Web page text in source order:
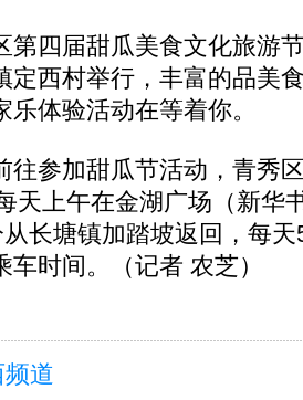
四届甜瓜美食文化旅游节
定西村举行，丰富的品美
体验活动在等着你。
参加甜瓜节活动，青秀
天上午在金湖广场（新华
长塘镇加踏坡返回，每
时间。（记者 农芝）
频道